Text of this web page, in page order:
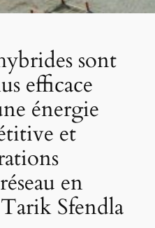
sont
efficace
énergie
et
en
Sfendla